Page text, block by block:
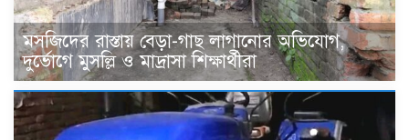
মসজিদের রাস্তায় বেড়া-গাছ লাগানোর অভিযোগ,
দুর্ভোগে মুসল্লি ও মাদ্রাসা শিক্ষার্থীরা